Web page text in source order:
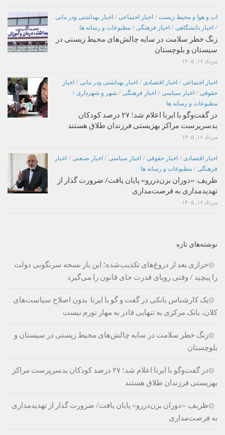
اب و هوا و محیط زیست / اخبار اجتماعی / اخبار بهداشتی ودر مانی
/ اخبار دانشگاهی / اخبار فرهنگی / مطبوعات و رسانه ها
زنگ خطر سلامت در سایه چالش‌های محیط زیستی در
سیستان و بلوچستان
مرداد ۱۶, ۱۴۰۵
اخبار اجتماعی / اخبار اقتصادی / اخبار بهداشتی ودر مانی / اخبار
حقوقی / اخبار سیاسی / اخبار فرهنگی / شهر و شهرداری /
مطبوعات و رسانه ها
در گفت‌وگو با ایرنا اعلام شد؛ ۲۷ درصد کودکان
بدسرپرست مراکز بهزیستی فرزندان طلاق هستند
مرداد ۱۶, ۱۴۰۵
اخبار اقتصادی / اخبار حقوقی / اخبار سیاسی / اخبار صنعتی / اخبار
فرهنگی / مطبوعات و رسانه ها
ظریف: «دوران بزن‌دررو» پایان یافت/ ضرورت گذار از
تهدیدمداری به فرصت‌مداری
مرداد ۱۶, ۱۴۰۵
نوشته‌های تازه
خرازی بعد از دروغ‌های تکذیب‌شده؛ این بار نسخه سرنگونی دولت
را پیچید / وقتی رویای قدرت جای قانون را می‌گیرد
یک کارشناس بانکی در گفت و گو با ایرنا: بدون اصلاح سیاست‌های
کلان، بانک مرکزی به تنهایی قادر به مهار تورم نیست
زنگ خطر سلامت در سایه چالش‌های محیط زیستی در سیستان و
بلوچستان
در گفت‌وگو با ایرنا اعلام شد؛ ۲۷ درصد کودکان بدسرپرست مراکز
بهزیستی فرزندان طلاق هستند
ظریف: «دوران بزن‌دررو» پایان یافت/ ضرورت گذار از تهدیدمداری
به فرصت‌مداری